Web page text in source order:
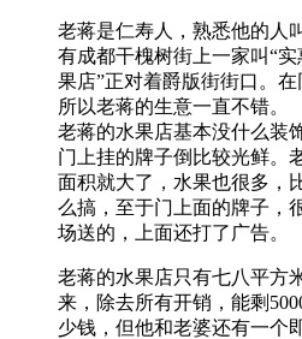
老蒋是仁寿人，熟悉他的人
有成都干槐树街上一家叫“
果店”正对着爵版街街口。
所以老蒋的生意一直不错。
老蒋的水果店基本没什么装
门上挂的牌子倒比较光鲜。
面积就大了，水果也很多，
么搞，至于门上面的牌子，
场送的，上面还打了广告。
老蒋的水果店只有七八平方
来，除去所有开销，能剩
少钱，但他和老婆还有一个